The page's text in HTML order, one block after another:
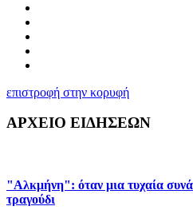
επιστροφή στην κορυφή
ΑΡΧΕΙΟ ΕΙΔΗΣΕΩΝ
"Αλκμήνη": όταν μια τυχαία
τραγούδι